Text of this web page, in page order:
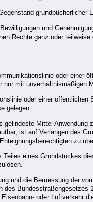
und
Rechte ganz oder
oder einer
nur mit unverhältnismäßigen
oder einer
gelegen.
gelindeste Mittel
ist auf Verlangen des
zu
Teiles eines Grundstückes
und die Bemessung der
des
oder Luftverkehr